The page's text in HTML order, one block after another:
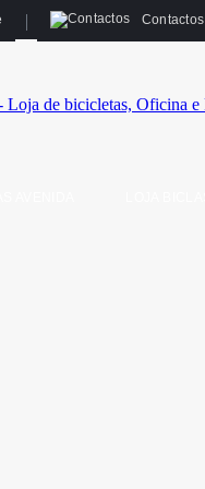
Contactos